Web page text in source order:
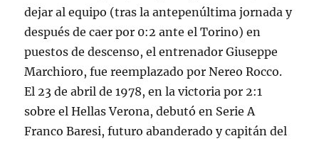
dejar al equipo (tras la antepenúltima jornada y
después de caer por 0:2 ante el Torino) en
puestos de descenso, el entrenador Giuseppe
Marchioro, fue reemplazado por Nereo Rocco.
El 23 de abril de 1978, en la victoria por 2:1
sobre el Hellas Verona, debutó en Serie A
Franco Baresi, futuro abanderado y capitán del